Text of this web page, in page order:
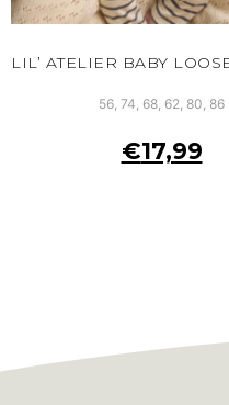
56, 74, 68, 62, 80, 86
€17,99